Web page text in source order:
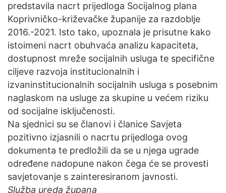
predstavila nacrt prijedloga Socijalnog plana
Koprivničko-križevačke županije za razdoblje
2016.-2021. Isto tako, upoznala je prisutne kako
istoimeni nacrt obuhvaća analizu kapaciteta,
dostupnost mreže socijalnih usluga te specifične
ciljeve razvoja institucionalnih i
izvaninstitucionalnih socijalnih usluga s posebnim
naglaskom na usluge za skupine u većem riziku
od socijalne isključenosti.
Na sjednici su se članovi i članice Savjeta
pozitivno izjasnili o nacrtu prijedloga ovog
dokumenta te predložili da se u njega ugrade
određene nadopune nakon čega će se provesti
savjetovanje s zainteresiranom javnosti.
Služba ureda župana